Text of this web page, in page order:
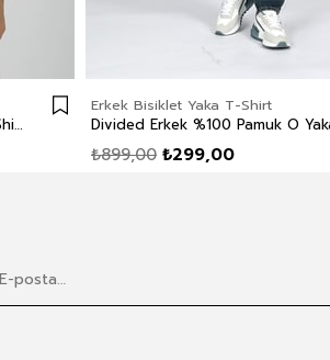
Carlo Erkek %100 Pamuk O Yaka T-Shirt Beyaz
Erkek Bisiklet Yaka T-Shirt
₺299,00
₺899,00